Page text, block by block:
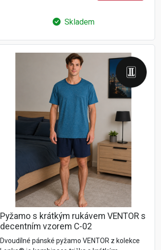
Skladem
Pyžamo s krátkým rukávem VENTOR s
decentním vzorem C-02
Dvoudílné pánské pyžamo VENTOR z kolekce